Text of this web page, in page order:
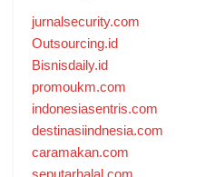
jurnalsecurity.com
Outsourcing.id
Bisnisdaily.id
promoukm.com
indonesiasentris.com
destinasiindnesia.com
caramakan.com
seputarhalal.com